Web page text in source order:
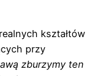
kształtów
przy
zburzymy ten